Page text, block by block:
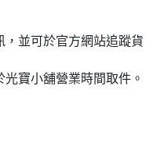
，並可於官方網站追蹤貨
寶小舖營業時間取件。